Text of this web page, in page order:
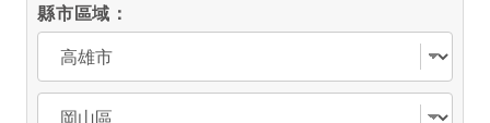
縣市區域：
選擇縣市
選擇區域